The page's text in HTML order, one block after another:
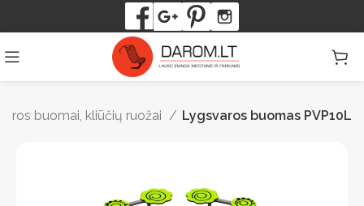
buomai, kliūčių ruožai Lygsvaros buomas PVP10L